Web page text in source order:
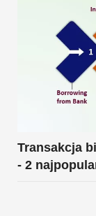
Transakcja
- 2